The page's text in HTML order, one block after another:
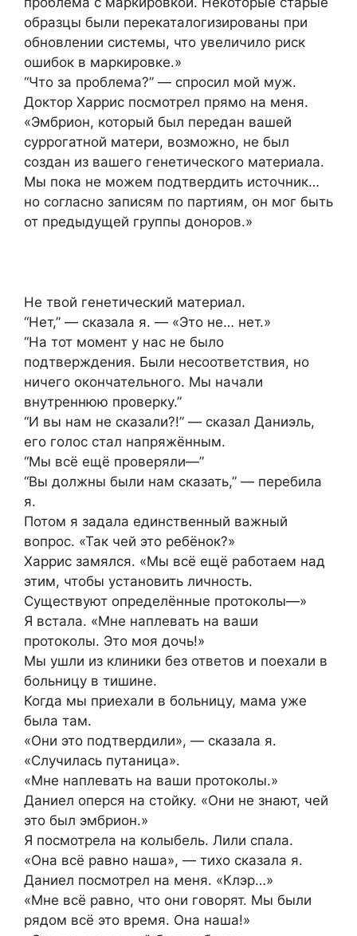
образцы были перекаталогизированы при
обновлении системы, что увеличило риск
ошибок в маркировке.»
“Что за проблема?” — спросил мой муж.
Доктор Харрис посмотрел прямо на меня.
«Эмбрион, который был передан вашей
суррогатной матери, возможно, не был
создан из вашего генетического материала.
Мы пока не можем подтвердить источник…
но согласно записям по партиям, он мог быть
от предыдущей группы доноров.»
Не твой генетический материал.
“Нет,” — сказала я. — «Это не… нет.»
“На тот момент у нас не было
подтверждения. Были несоответствия, но
ничего окончательного. Мы начали
внутреннюю проверку.”
“И вы нам не сказали?!” — сказал Даниэль,
его голос стал напряжённым.
“Мы всё ещё проверяли—”
“Вы должны были нам сказать,” — перебила
я.
Потом я задала единственный важный
вопрос. «Так чей это ребёнок?»
Харрис замялся. «Мы всё ещё работаем над
этим, чтобы установить личность.
Существуют определённые протоколы—»
Я встала. «Мне наплевать на ваши
протоколы. Это моя дочь!»
Мы ушли из клиники без ответов и поехали в
больницу в тишине.
Когда мы приехали в больницу, мама уже
была там.
«Они это подтвердили», — сказала я.
«Случилась путаница».
«Мне наплевать на ваши протоколы.»
Даниел оперся на стойку. «Они не знают, чей
это был эмбрион.»
Я посмотрела на колыбель. Лили спала.
«Она всё равно наша», — тихо сказала я.
Даниел посмотрел на меня. «Клэр…»
«Мне всё равно, что они говорят. Мы были
рядом всё это время. Она наша!»